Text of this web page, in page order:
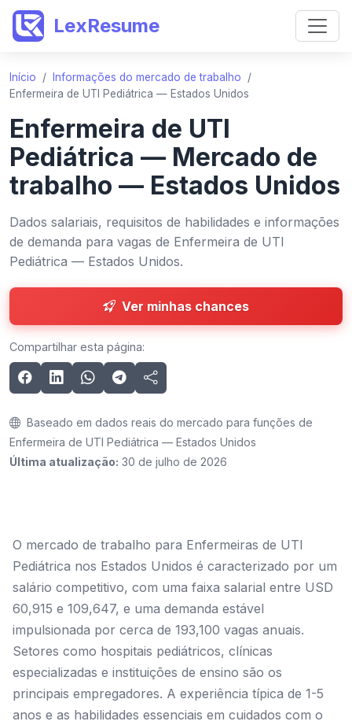
LexResume
Início / Informações do mercado de trabalho
/
Enfermeira de UTI Pediátrica — Estados Unidos
Enfermeira de UTI
Pediátrica — Mercado de
trabalho — Estados Unidos
Dados salariais, requisitos de habilidades e informações
de demanda para vagas de Enfermeira de UTI
Pediátrica — Estados Unidos.
Ver minhas chances
Compartilhar esta página:
Baseado em dados reais do mercado para funções de
Enfermeira de UTI Pediátrica — Estados Unidos
Última atualização: 30 de julho de 2026
O mercado de trabalho para Enfermeiras de UTI
Pediátrica nos Estados Unidos é caracterizado por um
salário competitivo, com uma faixa salarial entre USD
60,915 e 109,647, e uma demanda estável
impulsionada por cerca de 193,100 vagas anuais.
Setores como hospitais pediátricos, clínicas
especializadas e instituições de ensino são os
principais empregadores. A experiência típica de 1-5
anos e as habilidades essenciais em cuidados com o